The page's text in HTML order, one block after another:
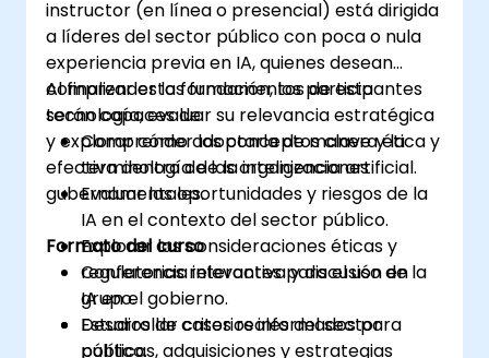
instructor (en línea o presencial) está dirigida
a líderes del sector público con poca o nula
experiencia previa en IA, quienes desean
comprender los fundamentos de esta
tecnología, evaluar su relevancia estratégica
y explorar cómo adoptarla de manera ética y
efectiva dentro de las organizaciones
gubernamentales.
Al finalizar esta formación, los participantes
serán capaces de:
Comprender los conceptos clave y la
terminología de la inteligencia artificial.
Evaluar las oportunidades y riesgos de la
IA en el contexto del sector público.
Explorar las consideraciones éticas y
regulatorias relevantes para el uso de la
IA en el gobierno.
Desarrollar criterios informados para
políticas, adquisiciones y estrategias
Formato del curso
Conferencia interactiva y discusión en
grupo.
Estudios de casos reales del sector
público.